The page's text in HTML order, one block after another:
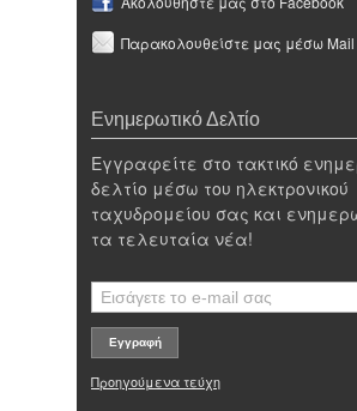
Παρακολουθείστε μας μέσω Mail
Ενημερωτικό Δελτίο
Εγγραφείτε στο τακτικό
δελτίο μέσω του ηλεκτρονικού
ταχυδρομείου σας και
τα τελευταία νέα!
Προηγούμενα τεύχη